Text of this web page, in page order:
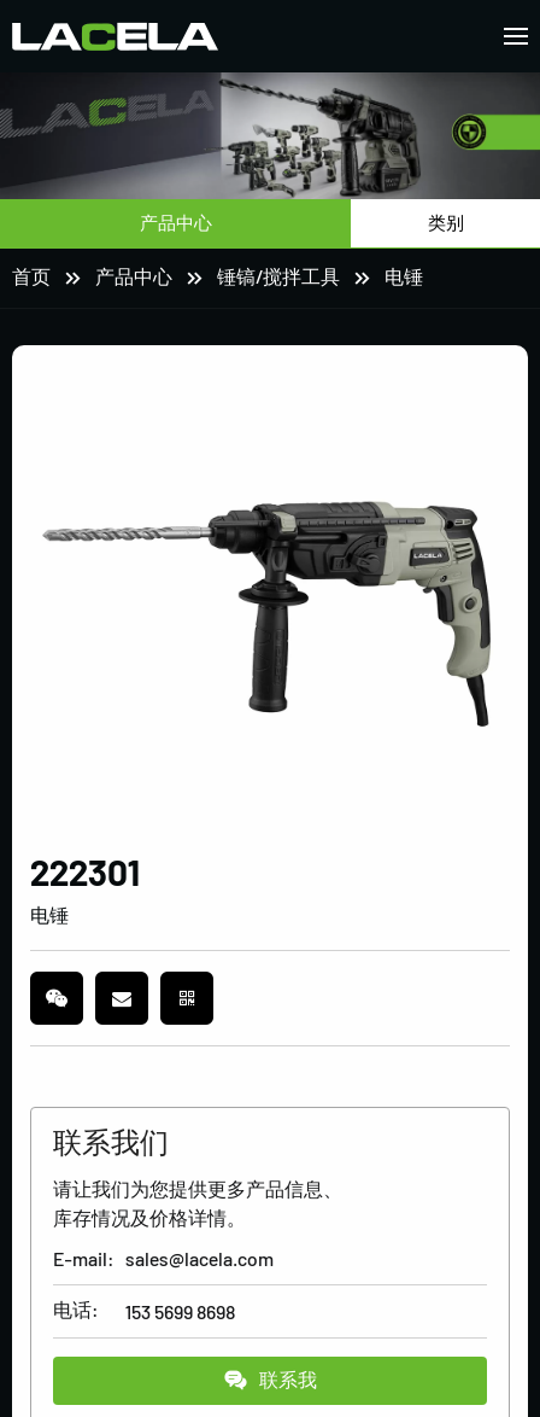
产品中心 类别
首页 产品中心 锤镐/搅拌工具 电锤
222301
电锤
联系我们
请让我们为您提供更多产品信息、
库存情况及价格详情。
E-mail: sales@lacela.com
电话: 153 5699 8698
联系我